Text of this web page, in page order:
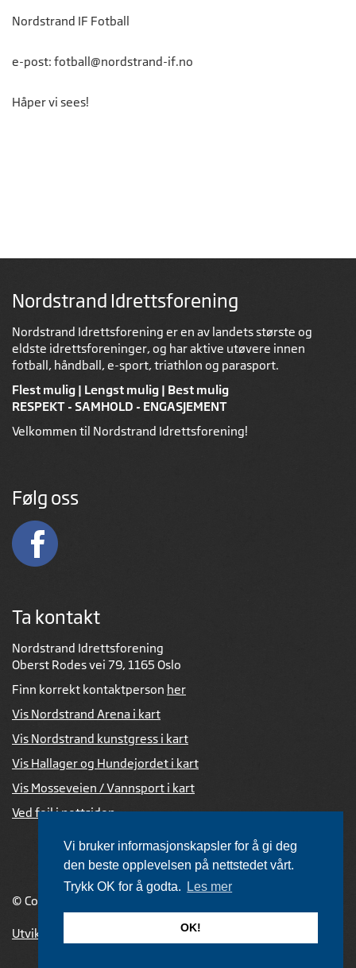
Vi bruker informasjonskapsler for å gi deg
den beste opplevelsen på nettstedet vårt.
Trykk OK for å godta.
Les mer
OK!
Nordstrand IF Fotball
e-post: fotball@nordstrand-if.no
Håper vi sees!
Nordstrand Idrettsforening
Nordstrand Idrettsforening er en av landets største og
eldste idrettsforeninger, og har aktive utøvere innen
fotball, håndball, e-sport, triathlon og parasport.
Flest mulig | Lengst mulig | Best mulig
RESPEKT - SAMHOLD - ENGASJEMENT
Velkommen til Nordstrand Idrettsforening!
Følg oss
Ta kontakt
Nordstrand Idrettsforening
Oberst Rodes vei 79, 1165 Oslo
Finn korrekt kontaktperson her
Vis Nordstrand Arena i kart
Vis Nordstrand kunstgress i kart
Vis Hallager og Hundejordet i kart
Vis Mosseveien / Vannsport i kart
Ved feil i nettsiden
© Copyright 2026 |
Utviklet av Netlab publiseres med eRedaktør